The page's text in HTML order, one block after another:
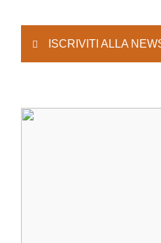
ISCRIVITI ALLA